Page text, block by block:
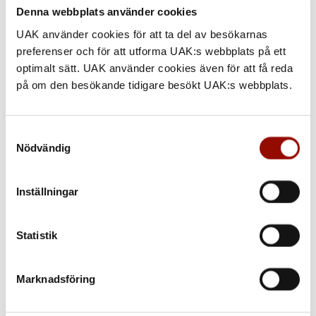
Denna webbplats använder cookies
UAK använder cookies för att ta del av besökarnas
preferenser och för att utforma UAK:s webbplats på ett
optimalt sätt. UAK använder cookies även för att få reda
på om den besökande tidigare besökt UAK:s webbplats.
Nödvändig
Inställningar
Statistik
Marknadsföring
VID AUKTIONEN
Att bjuda och delta på den nu aktuella auktionen går till så som
det brukar. Vi rekommenderar dock alla våra kunder att delta i
auktionen genom något av följande alternativ via distans:
– Lägga maxbud på förhand via vår hemsida
– UAK Livebid (budgivning i realtid via vår hemsida)
Auktionssalen kommer vara öppen under auktionen. Vi uppmanar
dock alla våra kunder att istället använda något av de andra
mer om olika sätt att bjuda vid våra Internationella
Alla kan följa slagauktionen i realtid via vår hemsida.